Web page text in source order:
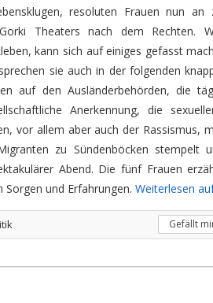
resoluten Frauen nun an
Theaters nach dem Rechten.
kann sich auf einiges gefasst
sie auch in der folgenden
auf den Ausländerbehörden, die
Anerkennung, die
vor allem aber auch der Rassismus,
zu Sündenböcken stempelt
Abend. Die fünf Frauen
und Erfahrungen. Weiterlesen
Gefällt